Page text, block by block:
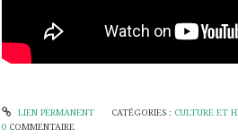
LIEN PERMANENT CATÉGORIES : CULTURE ET
0 COMMENTAIRE